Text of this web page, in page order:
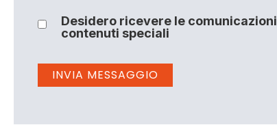
Desidero ricevere le
contenuti speciali